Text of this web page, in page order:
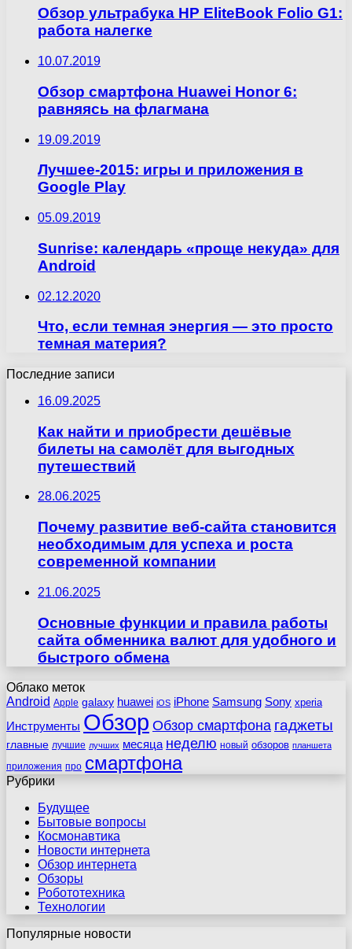
Обзор ультрабука HP EliteBook Folio G1:
работа налегке
10.07.2019
Обзор смартфона Huawei Honor 6:
равняясь на флагмана
19.09.2019
Лучшее-2015: игры и приложения в
Google Play
05.09.2019
Sunrise: календарь «проще некуда» для
Android
02.12.2020
Что, если темная энергия — это просто
темная материя?
Последние записи
16.09.2025
Как найти и приобрести дешёвые
билеты на самолёт для выгодных
путешествий
28.06.2025
Почему развитие веб-сайта становится
необходимым для успеха и роста
современной компании
21.06.2025
Основные функции и правила работы
сайта обменника валют для удобного и
быстрого обмена
Облако меток
Android Apple galaxy huawei iOS iPhone Samsung Sony xperia
Инструменты Обзор Обзор смартфона гаджеты
главные лучшие лучших месяца неделю новый обзоров планшета
приложения про смартфона
Рубрики
Будущее
Бытовые вопросы
Космонавтика
Новости интернета
Обзор интернета
Обзоры
Робототехника
Технологии
Популярные новости